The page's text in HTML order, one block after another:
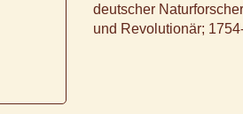
deutscher
und Revolutionär;